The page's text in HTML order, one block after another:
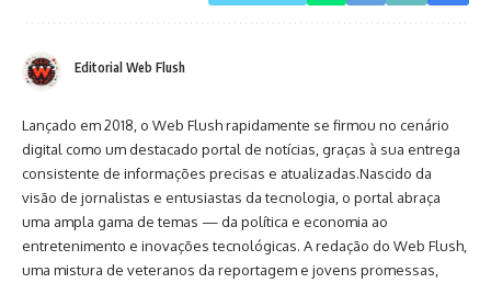
Editorial Web Flush
Lançado em 2018, o Web Flush rapidamente se firmou no cenário
digital como um destacado portal de notícias, graças à sua entrega
consistente de informações precisas e atualizadas.Nascido da
visão de jornalistas e entusiastas da tecnologia, o portal abraça
uma ampla gama de temas — da política e economia ao
entretenimento e inovações tecnológicas. A redação do Web Flush,
uma mistura de veteranos da reportagem e jovens promessas,